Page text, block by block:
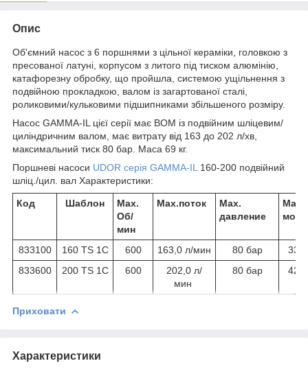
Опис
Об'ємний насос з 6 поршнями з цільної кераміки, головкою з
пресованої латуні, корпусом з литого під тиском алюмінію,
катафорезну обробку, що пройшла, системою ущільнення з
подвійною прокладкою, валом із загартованої сталі,
роликовими/кульковими підшипниками збільшеного розміру.
Насос GAMMA-IL цієї серії має ВОМ із подвійним шліцевим/
циліндричним валом, має витрату від 163 до 202 л/хв,
максимальний тиск 80 бар. Маса 69 кг.
Поршневі насоси UDOR серія GAMMA-IL 160-200 подвійний
шліц./цил. вал Характеристики:
Код Шаблон
Max.
Об/
мин
Max.поток
Max.
давление
Max.
833100 160 TS 1C 600 163,0 л/мин 80 бар
833600
200 TS 1C 600
202,0 л/
мин
80 бар
Приховати
Характеристики